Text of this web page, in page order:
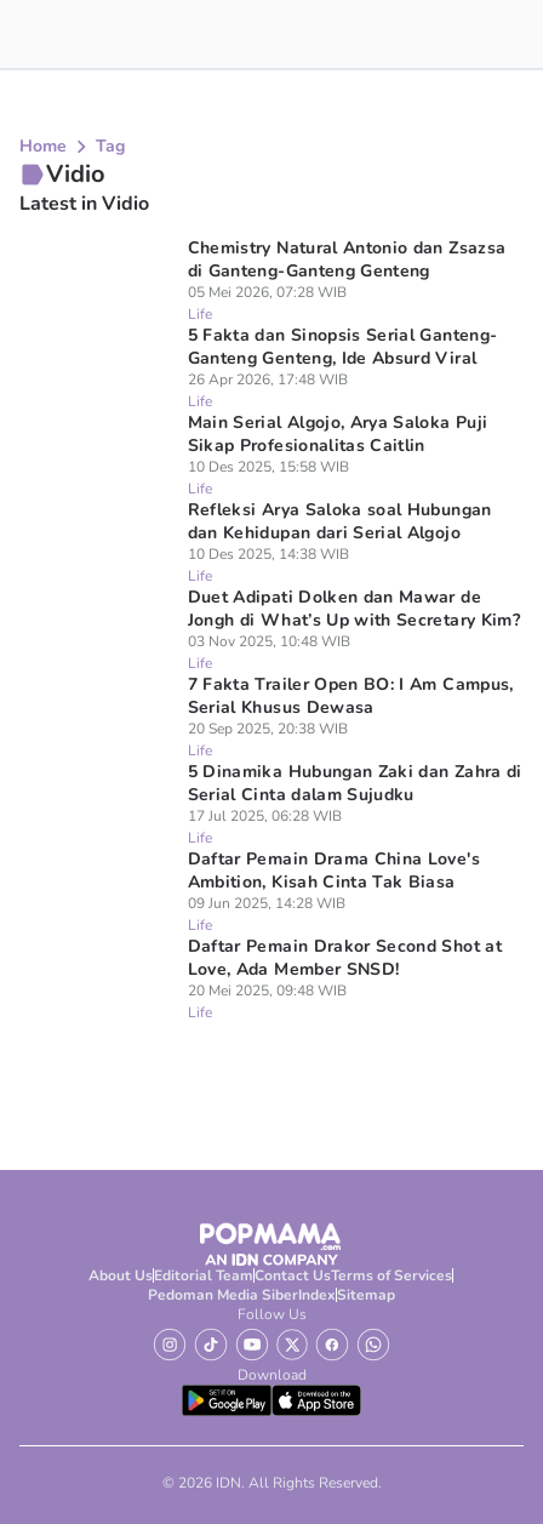
Home Tag
Vidio
Latest in Vidio
Chemistry Natural Antonio dan Zsazsa
di Ganteng-Ganteng Genteng
05 Mei 2026, 07:28 WIB
Life
5 Fakta dan Sinopsis Serial Ganteng-
Ganteng Genteng, Ide Absurd Viral
26 Apr 2026, 17:48 WIB
Life
Main Serial Algojo, Arya Saloka Puji
Sikap Profesionalitas Caitlin
10 Des 2025, 15:58 WIB
Life
Refleksi Arya Saloka soal Hubungan
dan Kehidupan dari Serial Algojo
10 Des 2025, 14:38 WIB
Life
Duet Adipati Dolken dan Mawar de
Jongh di What’s Up with Secretary Kim?
03 Nov 2025, 10:48 WIB
Life
7 Fakta Trailer Open BO: I Am Campus,
Serial Khusus Dewasa
20 Sep 2025, 20:38 WIB
Life
5 Dinamika Hubungan Zaki dan Zahra di
Serial Cinta dalam Sujudku
17 Jul 2025, 06:28 WIB
Life
Daftar Pemain Drama China Love's
Ambition, Kisah Cinta Tak Biasa
09 Jun 2025, 14:28 WIB
Life
Daftar Pemain Drakor Second Shot at
Love, Ada Member SNSD!
20 Mei 2025, 09:48 WIB
Life
About UsEditorial TeamContact UsTerms of Services
Pedoman Media SiberIndexSitemap
Follow Us
Download
© 2026 IDN. All Rights Reserved.